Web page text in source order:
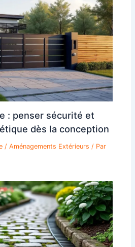
: penser sécurité et
dès la conception
/Aménagements Extérieurs / Par